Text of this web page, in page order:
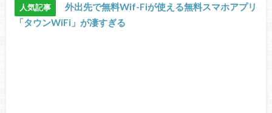
人気記事
外出先で無料Wif-Fiが使える無料スマホアプリ
「タウンWiFi」が凄すぎる